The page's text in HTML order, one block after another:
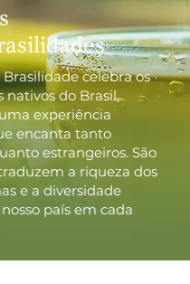
Brasilidade celebra os
nativos do Brasil,
experiência
encanta tanto
estrangeiros. São
a riqueza dos
e a diversidade
país em cada